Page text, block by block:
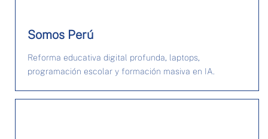
Somos Perú
Reforma educativa digital profunda, laptops,
programación escolar y formación masiva en IA.